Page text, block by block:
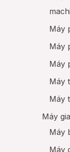
Máy
Máy
Máy
Máy
Máy
Máy
Máy
Máy